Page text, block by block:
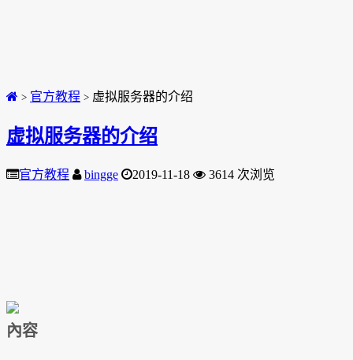
> 官方教程 > 虚拟服务器的介绍
虚拟服务器的介绍
官方教程 bingge 2019-11-18 3614 次浏览
內容